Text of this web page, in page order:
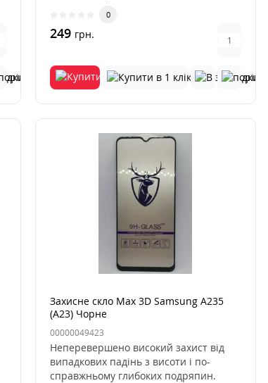
0
249 грн.
Захисне скло Max 3D Samsung A235
(A23) Чорне
00000049423
Неперевершено високий захист від
випадкових падінь з висоти і по-
справжньому глибоких подряпин.